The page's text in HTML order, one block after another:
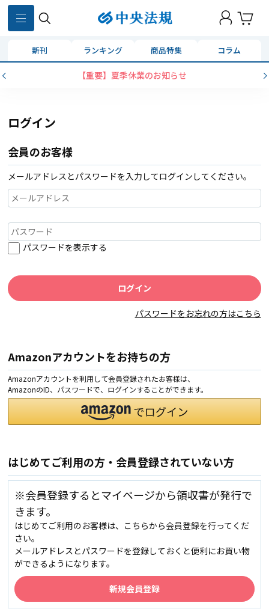
新刊 ランキング 商品特集 コラム
【重要】夏季休業のお知らせ
ログイン
会員のお客様
メールアドレスとパスワードを入力してログインしてください。
パスワードを表示する
パスワードをお忘れの方はこちら
Amazonアカウントをお持ちの方
Amazonアカウントを利用して会員登録されたお客様は、
AmazonのID、パスワードで、ログインすることができます。
はじめてご利用の方・会員登録されていない方
※会員登録するとマイページから領収書が発行で
きます。
はじめてご利用のお客様は、こちらから会員登録を行ってくだ
さい。
メールアドレスとパスワードを登録しておくと便利にお買い物
ができるようになります。